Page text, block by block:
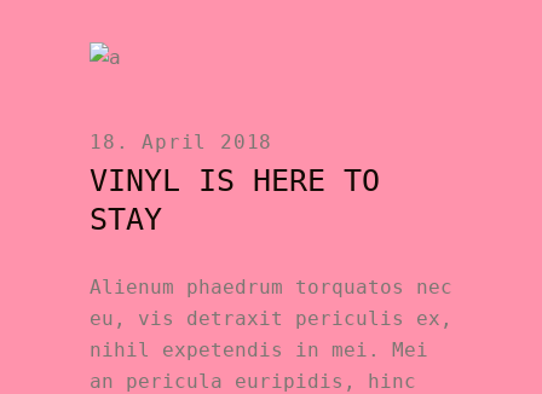
18. April 2018
VINYL IS HERE TO
STAY
Alienum phaedrum torquatos nec
eu, vis detraxit periculis ex,
nihil expetendis in mei. Mei
an pericula euripidis, hinc